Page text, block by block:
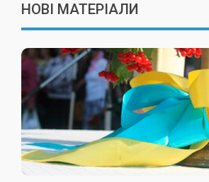
НОВІ МАТЕРІАЛИ